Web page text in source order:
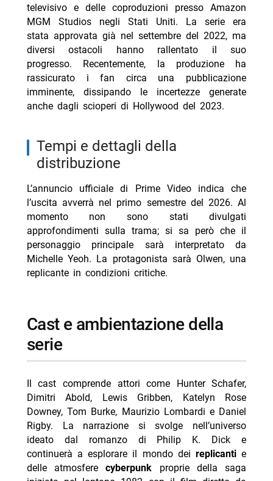
televisivo e delle coproduzioni presso Amazon
MGM Studios negli Stati Uniti. La serie era
stata approvata già nel settembre del 2022, ma
diversi ostacoli hanno rallentato il suo
progresso. Recentemente, la produzione ha
rassicurato i fan circa una pubblicazione
imminente, dissipando le incertezze generate
anche dagli scioperi di Hollywood del 2023.
tempi e dettagli della
distribuzione
L’annuncio ufficiale di Prime Video indica che
l’uscita avverrà nel primo semestre del 2026. Al
momento non sono stati divulgati
approfondimenti sulla trama; si sa però che il
personaggio principale sarà interpretato da
Michelle Yeoh. La protagonista sarà Olwen, una
replicante in condizioni critiche.
cast e ambientazione della
serie
Il cast comprende attori come Hunter Schafer,
Dimitri Abold, Lewis Gribben, Katelyn Rose
Downey, Tom Burke, Maurizio Lombardi e Daniel
Rigby. La narrazione si svolge nell’universo
ideato dal romanzo di Philip K. Dick e
continuerà a esplorare il mondo dei replicantie
delle atmosferecyberpunk proprie della saga